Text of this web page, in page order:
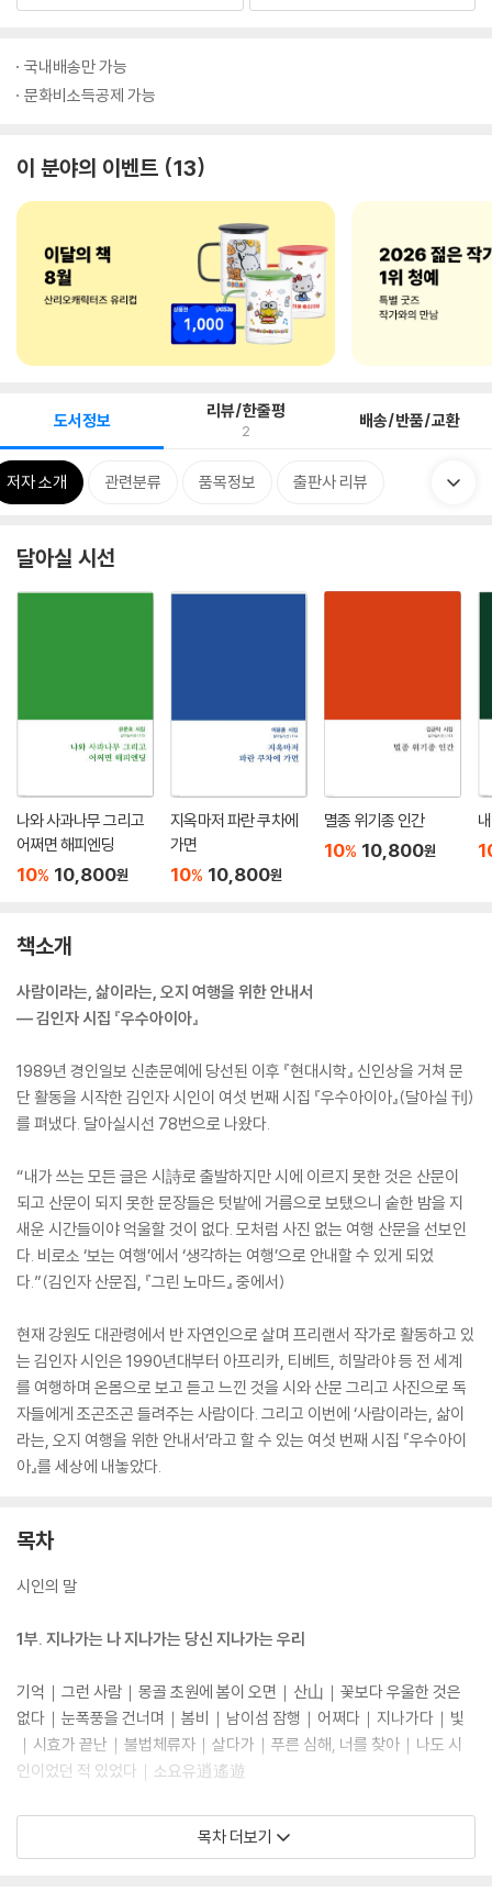
국내배송만 가능
문화비소득공제 가능
이 분야의 이벤트 13
도서정보 리뷰/한줄평
2 배송/반품/교환
저자 소개 관련분류 품목정보 출판사 리뷰
달아실 시선
나와 사과나무 그리고
어쩌면 해피엔딩
10% 10,800원
지옥마저 파란 쿠차에
가면
10% 10,800원
멸종 위기종 인간
10% 10,800원
책소개
사람이라는, 삶이라는, 오지 여행을 위한 안내서
― 김인자 시집 『우수아이아』
1989년 경인일보 신춘문예에 당선된 이후 『현대시학』 신인상을 거쳐 문
단 활동을 시작한 김인자 시인이 여섯 번째 시집 『우수아이아』(달아실 刊)
를 펴냈다. 달아실시선 78번으로 나왔다.
“내가 쓰는 모든 글은 시詩로 출발하지만 시에 이르지 못한 것은 산문이
되고 산문이 되지 못한 문장들은 텃밭에 거름으로 보탰으니 숱한 밤을 지
새운 시간들이야 억울할 것이 없다. 모처럼 사진 없는 여행 산문을 선보인
다. 비로소 ‘보는 여행’에서 ‘생각하는 여행’으로 안내할 수 있게 되었
다.”(김인자 산문집, 『그린 노마드』 중에서)
현재 강원도 대관령에서 반 자연인으로 살며 프리랜서 작가로 활동하고 있
는 김인자 시인은 1990년대부터 아프리카, 티베트, 히말라야 등 전 세계
를 여행하며 온몸으로 보고 듣고 느낀 것을 시와 산문 그리고 사진으로 독
자들에게 조곤조곤 들려주는 사람이다. 그리고 이번에 ‘사람이라는, 삶이
라는, 오지 여행을 위한 안내서’라고 할 수 있는 여섯 번째 시집 『우수아이
아』를 세상에 내놓았다.
목차
시인의 말
1부. 지나가는 나 지나가는 당신 지나가는 우리
기억｜그런 사람｜몽골 초원에 봄이 오면｜산山｜꽃보다 우울한 것은
없다｜눈폭풍을 건너며｜봄비｜남이섬 잠행｜어쩌다｜지나가다｜빛
｜시효가 끝난｜불법체류자｜살다가｜푸른 심해, 너를 찾아｜나도 시
인이었던 적 있었다｜소요유逍遙遊
2부. 애증의 힘을 빌려서라도 기어이 가겠다
목차 더보기